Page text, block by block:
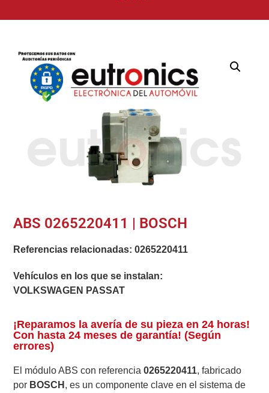
ABS 0265220411 | BOSCH
Referencias relacionadas:0265220411
Vehículos en los que se instalan:
VOLKSWAGEN PASSAT
¡Reparamos la avería de su pieza en 24 horas!
Con hasta 24 meses de garantía! (Según
errores)
El módulo ABS con referencia0265220411, fabricado
por BOSCH , es un componente clave en el sistema de